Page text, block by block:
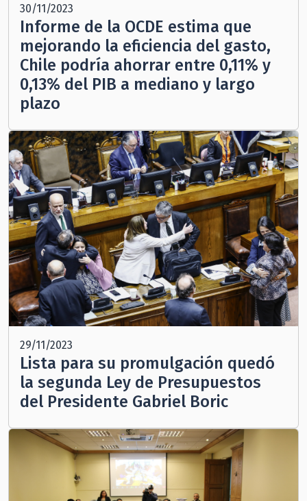
30/11/2023
Informe de la OCDE estima que
mejorando la eficiencia del gasto,
Chile podría ahorrar entre 0,11% y
0,13% del PIB a mediano y largo
plazo
29/11/2023
Lista para su promulgación quedó
la segunda Ley de Presupuestos
del Presidente Gabriel Boric